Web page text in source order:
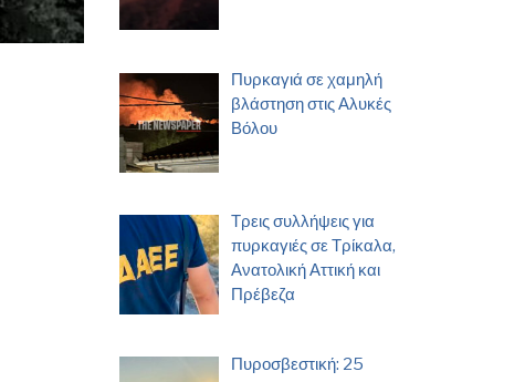
Πυρκαγιά σε χαμηλή
βλάστηση στις Αλυκές
Βόλου
Τρεις συλλήψεις για
πυρκαγιές σε Τρίκαλα,
Ανατολική Αττική και
Πρέβεζα
Πυροσβεστική: 25